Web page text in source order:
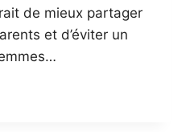
de mieux partager
et d’éviter un